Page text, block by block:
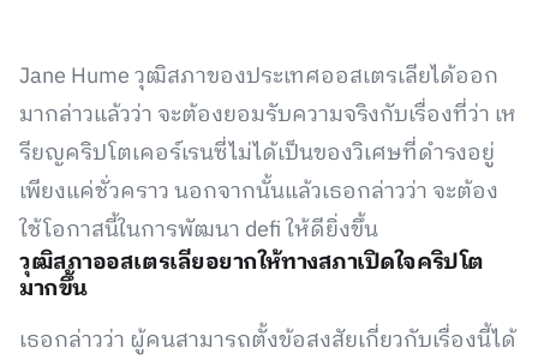
Jane Hume วุฒิสภาของประเทศออสเตรเลียได้ออก
มากล่าวแล้วว่า จะต้องยอมรับความจริงกับเรื่องที่ว่า เห
รียญคริปโตเคอร์เรนซี่ไม่ได้เป็นของวิเศษที่ดำรงอยู่
เพียงแค่ชั่วคราว นอกจากนั้นแล้วเธอกล่าวว่า จะต้อง
ใช้โอกาสนี้ในการพัฒนา defi ให้ดียิ่งขึ้น
วุฒิสภาออสเตรเลียอยากให้ทางสภาเปิดใจคริปโต
มากขึ้น
เธอกล่าวว่า ผู้คนสามารถตั้งข้อสงสัยเกี่ยวกับเรื่องนี้ได้